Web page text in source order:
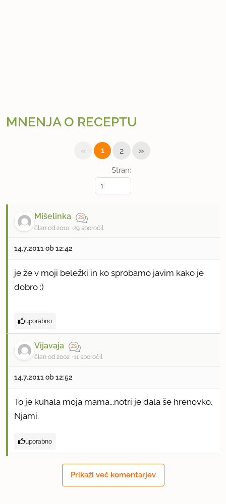
MNENJA O RECEPTU
Stran:
« 1 2 »
Mišelinka
član od 2010 29 sporočil
14.7.2011 ob 12:42
je že v moji beležki in ko sprobamo javim kako je
dobro :)
uporabno
Vijavaja
član od 2002 11 sporočil
14.7.2011 ob 12:52
To je kuhala moja mama...notri je dala še hrenovko.
Njami.
uporabno
Katjuška
50 sporočil
Prikaži več komentarjev